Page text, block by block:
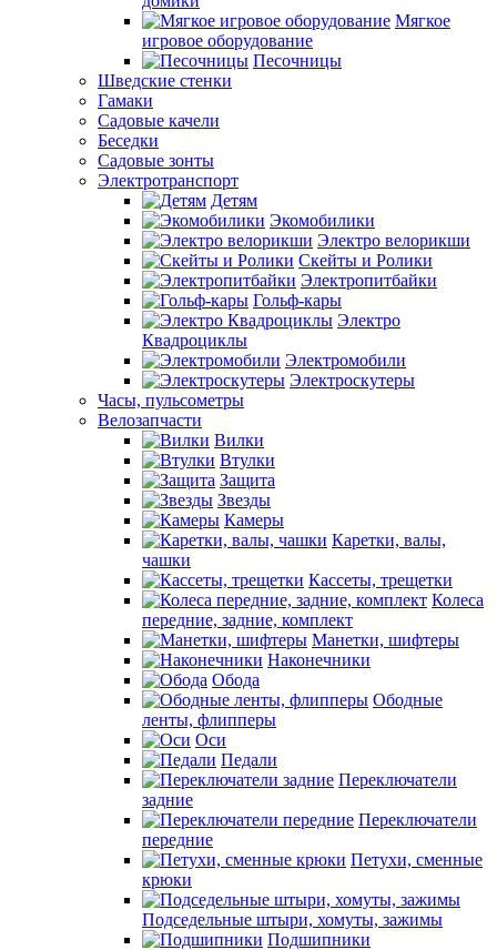
Мягкое
игровое оборудование
Песочницы
Шведские стенки
Гамаки
Садовые качели
Беседки
Садовые зонты
Электротранспорт
Детям
Экомобилики
Электро велорикши
Скейты и Ролики
Электропитбайки
Гольф-кары
Электро
Квадроциклы
Электромобили
Электроскутеры
Часы, пульсометры
Велозапчасти
Вилки
Втулки
Защита
Звезды
Камеры
Каретки, валы,
чашки
Кассеты, трещетки
Колеса
передние, задние, комплект
Манетки, шифтеры
Наконечники
Обода
Ободные
ленты, флипперы
Оси
Педали
Переключатели
задние
Переключатели
передние
Петухи, сменные
крюки
Подседельные штыри, хомуты, зажимы
Подшипники